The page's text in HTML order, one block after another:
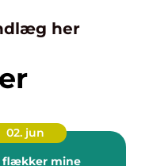
her
02. jun
flækker mine